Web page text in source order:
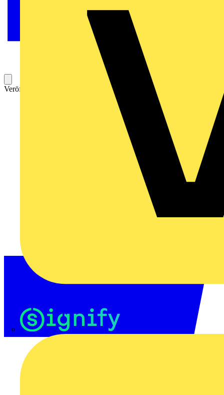
Veröffentlicht: 14. September 2017 Kategorie: Seminar